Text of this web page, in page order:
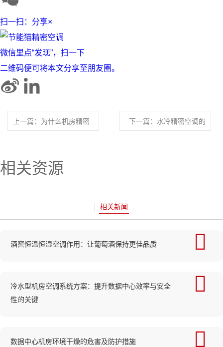
扫一扫：分享×
微信里点“发现”，扫一下
二维码便可将本文分享至朋友圈。
上一篇：为什么机房精密
包？
下一篇：水冷精密空调的
相关资源
相关新闻
酒窖恒温恒湿空调作用：让葡萄酒保持更佳品质
冷水型机房空调系统方案：提升数据中心效率与安全
性的关键
数据中心机房环境干燥的危害及防护措施